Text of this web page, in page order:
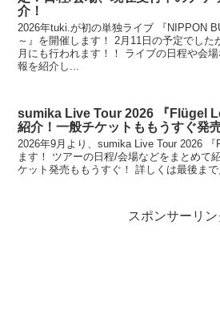
介！
2026年tuki.が初の単独ライブ 『NIPPON
～』を開催します！ 2月11日の予定でした
月にも行われます！！ ライブの日程や会
報を紹介し...
sumika Live Tour 2026 『Flügel
紹介！一般チケットももうすぐ発
2026年9月より、sumika Live Tour 2026
ます！ ツアーの日程/会場などをまとめて
ケット発売ももうすぐ！ 詳しくは最後ま
スポンサーリン